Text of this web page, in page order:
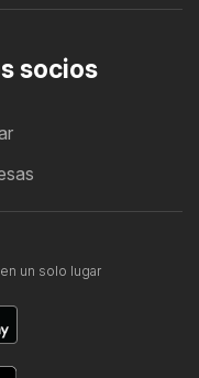
socios
un solo lugar